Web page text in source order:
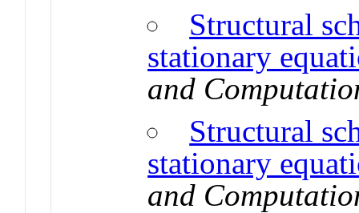
Structural
stationary
and
Structural
stationary
and